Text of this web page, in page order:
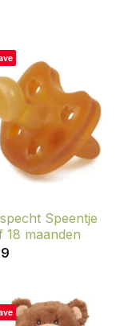
Speentje
18 maanden